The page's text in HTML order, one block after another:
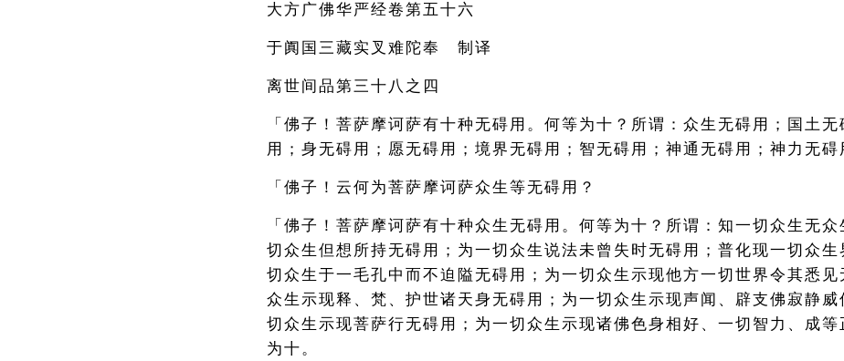
大方广佛华严经卷第五十六
于阗国三藏实叉难陀奉 制译
离世间品第三十八之四
「佛子！菩萨摩诃萨有十种无碍用。何等为十？所谓：众生无碍用；国土
用；身无碍用；愿无碍用；境界无碍用；智无碍用；神通无碍用；神力无碍
「佛子！云何为菩萨摩诃萨众生等无碍用？
「佛子！菩萨摩诃萨有十种众生无碍用。何等为十？所谓：知一切众生无
切众生但想所持无碍用；为一切众生说法未曾失时无碍用；普化现一切众生
切众生于一毛孔中而不迫隘无碍用；为一切众生示现他方一切世界令其悉见
众生示现释、梵、护世诸天身无碍用；为一切众生示现声闻、辟支佛寂静威
切众生示现菩萨行无碍用；为一切众生示现诸佛色身相好、一切智力、成等
为十。